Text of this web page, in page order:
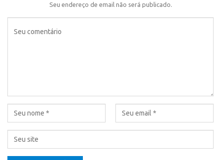
Seu endereço de email não será publicado.